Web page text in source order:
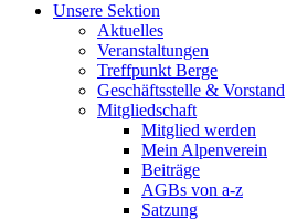
Unsere Sektion
Aktuelles
Veranstaltungen
Treffpunkt Berge
Geschäftsstelle & Vorstand
Mitgliedschaft
Mitglied werden
Mein Alpenverein
Beiträge
AGBs von a-z
Satzung